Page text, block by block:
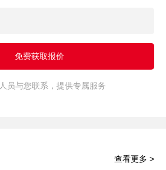
员与您联系，提供专属服务
查看更多 >